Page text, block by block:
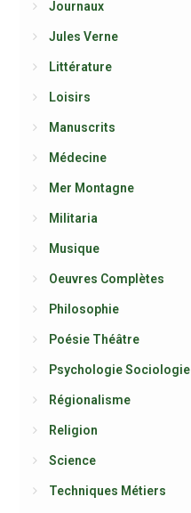
Journaux
Jules Verne
Littérature
Loisirs
Manuscrits
Médecine
Mer Montagne
Militaria
Musique
Oeuvres Complètes
Philosophie
Poésie Théâtre
Psychologie Sociologie
Régionalisme
Religion
Science
Techniques Métiers